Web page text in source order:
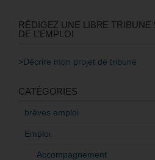
RÉDIGEZ UNE LIBRE TRIBUNE
DE L’EMPLOI
>Décrire mon projet de tribune
CATÉGORIES
brèves emploi
Emploi
Accompagnement